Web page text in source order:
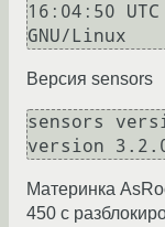
16:04:50
GNU/Linux
Версия sensors
sensors
version
Материнка
450 с